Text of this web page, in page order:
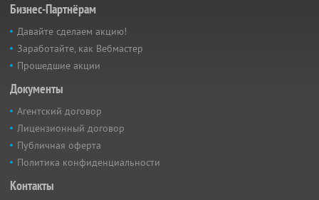
Бизнес-Партнёрам
Давайте сделаем акцию!
Заработайте, как Вебмастер
Прошедшие акции
Документы
Агентский договор
Лицензионный договор
Публичная оферта
Политика конфиденциальности
Контакты